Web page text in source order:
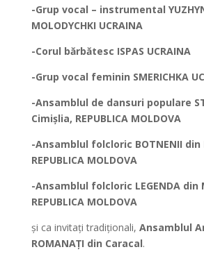
-Grup vocal – instrumental
MOLODYCHKI UCRAINA
-Corul bărbătesc ISPAS UCRAINA
-Grup vocal feminin SMERICHKA
-Ansamblul de dansuri populare
Cimișlia, REPUBLICA MOLDOVA
-Ansamblul folcloric BOTNENII din
REPUBLICA MOLDOVA
-Ansamblul folcloric LEGENDA din
REPUBLICA MOLDOVA
și ca invitați tradiționali, Ansamblul
ROMANAȚI din Caracal.